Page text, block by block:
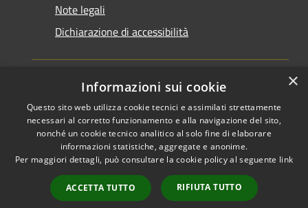
Note legali
Dichiarazione di accessibilità
RSS
Accessibilità
Cookie
Mappa del sito
Copyright © 2026 • Comune di
Santarcangelo di Romagna •
Powered byMunicipium
Accesso redazione
×
Informazioni sui cookie
Questo sito web utilizza cookie tecnici e assimilati strettamente
necessari al corretto funzionamento e alla navigazione del sito,
nonché un cookie tecnico analitico al solo fine di elaborare
informazioni statistiche, aggregate e anonime.
Per maggiori dettagli, può consultare la cookie policy al seguente link
ACCETTA TUTTO RIFIUTA TUTTO